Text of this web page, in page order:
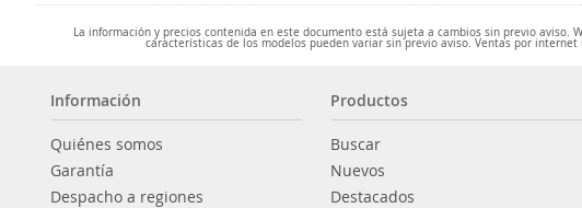
La información y precios contenida en este documento está sujeta a cambios sin previo
características de los modelos pueden variar sin previo aviso. Ventas por
Información
Quiénes somos
Garantía
Despacho a regiones
Productos
Buscar
Nuevos
Destacados